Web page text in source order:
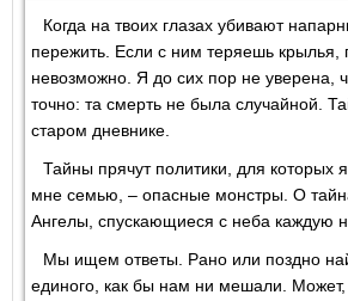
Когда на твоих глазах убивают
пережить. Если с ним теряешь крылья,
невозможно. Я до сих пор не уверена,
точно: та смерть не была случайной.
старом дневнике.
Тайны прячут политики, для которых
мне семью, – опасные монстры. О
Ангелы, спускающиеся с неба каждую
Мы ищем ответы. Рано или поздно
единого, как бы нам ни мешали. Может,